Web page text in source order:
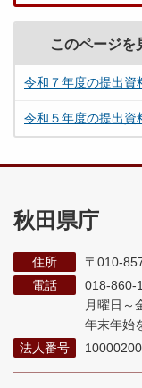
このページを
令和７年度の提出資
令和５年度の提出資
秋田県庁
住所
〒010-
電話
018-860-
月曜日～
年末年始
法人番号